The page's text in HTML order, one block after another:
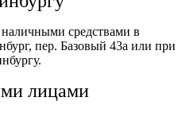
средствами в
пер. Базовый 43а или при
лицами